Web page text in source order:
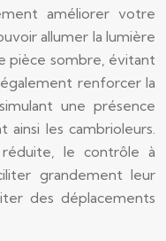
améliorer votre
allumer la lumière
pièce sombre, évitant
renforcer la
une présence
ainsi les cambrioleurs.
le contrôle à
grandement leur
des déplacements